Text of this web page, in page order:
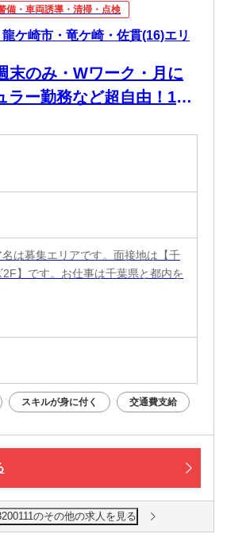
備・車両誘導・清掃・点検
ケ崎市・竜ケ崎・佐貫(16)エリ
末のみ・Wワーク・月に
ラー勤務など超自由！1週
は募集エリアです。面接地は【千
】です。お仕事は千葉県と都内を
スキルが身に付く 交通費支給
のその他の求人を見る